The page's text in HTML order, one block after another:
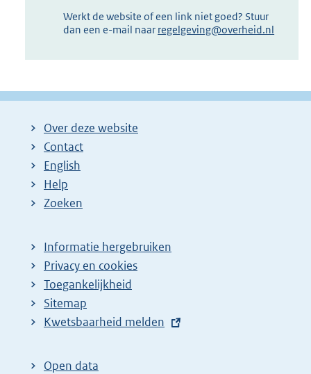
Werkt de website of een link niet goed? Stuur
dan een e-mail naar regelgeving@overheid.nl
Over deze website
Contact
English
Help
Zoeken
Informatie hergebruiken
Privacy en cookies
Toegankelijkheid
Sitemap
E
t
Kwetsbaarheid melden
Open data